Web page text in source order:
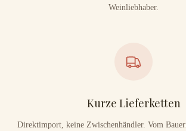
Weinliebhaber.
Kurze Lieferketten
Direktimport, keine Zwischenhändler. Vom